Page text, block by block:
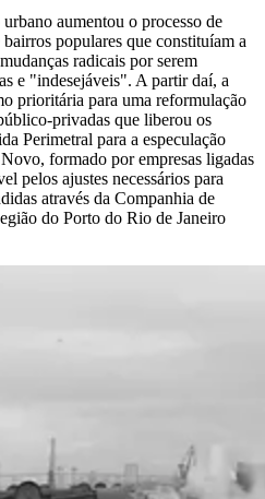
aumentou o processo de
populares que constituíam a
radicais por serem
e "indesejáveis". A partir daí, a
prioritária para uma reformulação
privadas que liberou os
Perimetral para a especulação
formado por empresas ligadas
pelos ajustes necessários para
através da Companhia de
do Porto do Rio de Janeiro